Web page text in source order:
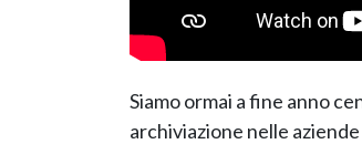
Siamo ormai a fine anno
archiviazione nelle